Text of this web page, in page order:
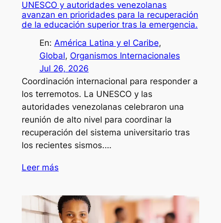
UNESCO y autoridades venezolanas
avanzan en prioridades para la recuperación
de la educación superior tras la emergencia.
En: América Latina y el Caribe
Global, Organismos Internacionales
Jul 26, 2026
Coordinación internacional para responder a
los terremotos. La UNESCO y las
autoridades venezolanas celebraron una
reunión de alto nivel para coordinar la
recuperación del sistema universitario tras
los recientes sismos.…
Leer más